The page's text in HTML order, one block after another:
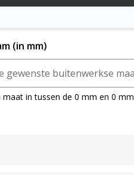
(in mm)
maat in tussen de 0 mm en 0 mm